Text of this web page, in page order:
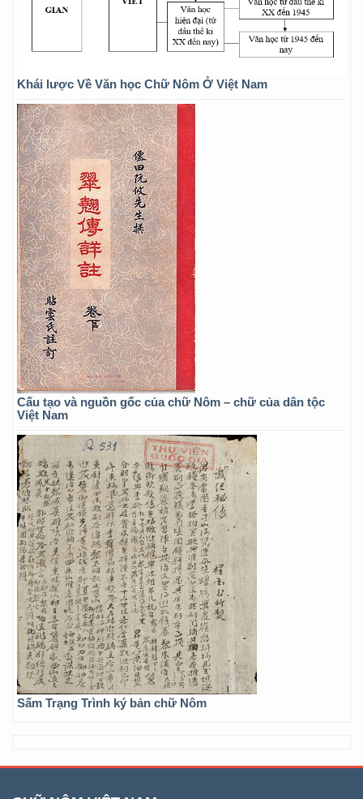
Khái lược Về Văn học Chữ Nôm Ở Việt Nam
Cấu tạo và nguồn gốc của chữ Nôm – chữ của dân tộc
Việt Nam
Sấm Trạng Trình ký bản chữ Nôm